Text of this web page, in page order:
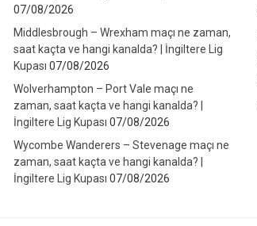
07/08/2026
Middlesbrough – Wrexham maçı ne zaman,
saat kaçta ve hangi kanalda? | İngiltere Lig
Kupası 07/08/2026
Wolverhampton – Port Vale maçı ne
zaman, saat kaçta ve hangi kanalda? |
İngiltere Lig Kupası 07/08/2026
Wycombe Wanderers – Stevenage maçı ne
zaman, saat kaçta ve hangi kanalda? |
İngiltere Lig Kupası 07/08/2026